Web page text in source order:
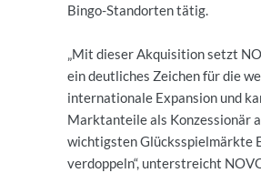
Bingo-Standorten tätig.
„Mit dieser Akquisition setzt
ein deutliches Zeichen für die
internationale Expansion und
Marktanteile als Konzessionär
wichtigsten Glücksspielmärkte
verdoppeln“, unterstreicht